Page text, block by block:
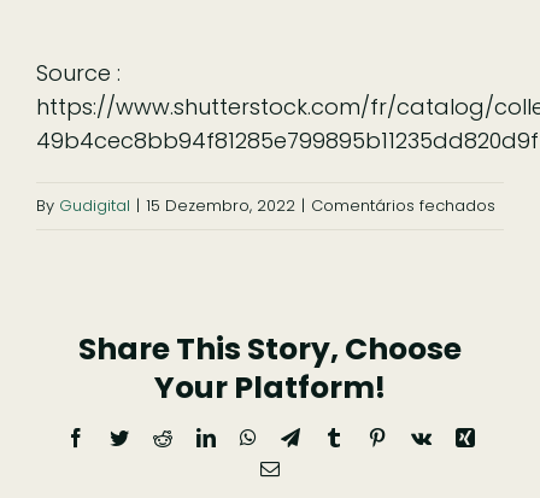
Source :
https://www.shutterstock.com/fr/catalog/
By Gudigital | 15 Dezembro, 2022 | Comentários fechados
Share This Story, Choose
Your Platform!
Facebook
TwitterRedditLinkedInWhatsApp
TelegramTumblrPinterest
Vk
Xing
Email